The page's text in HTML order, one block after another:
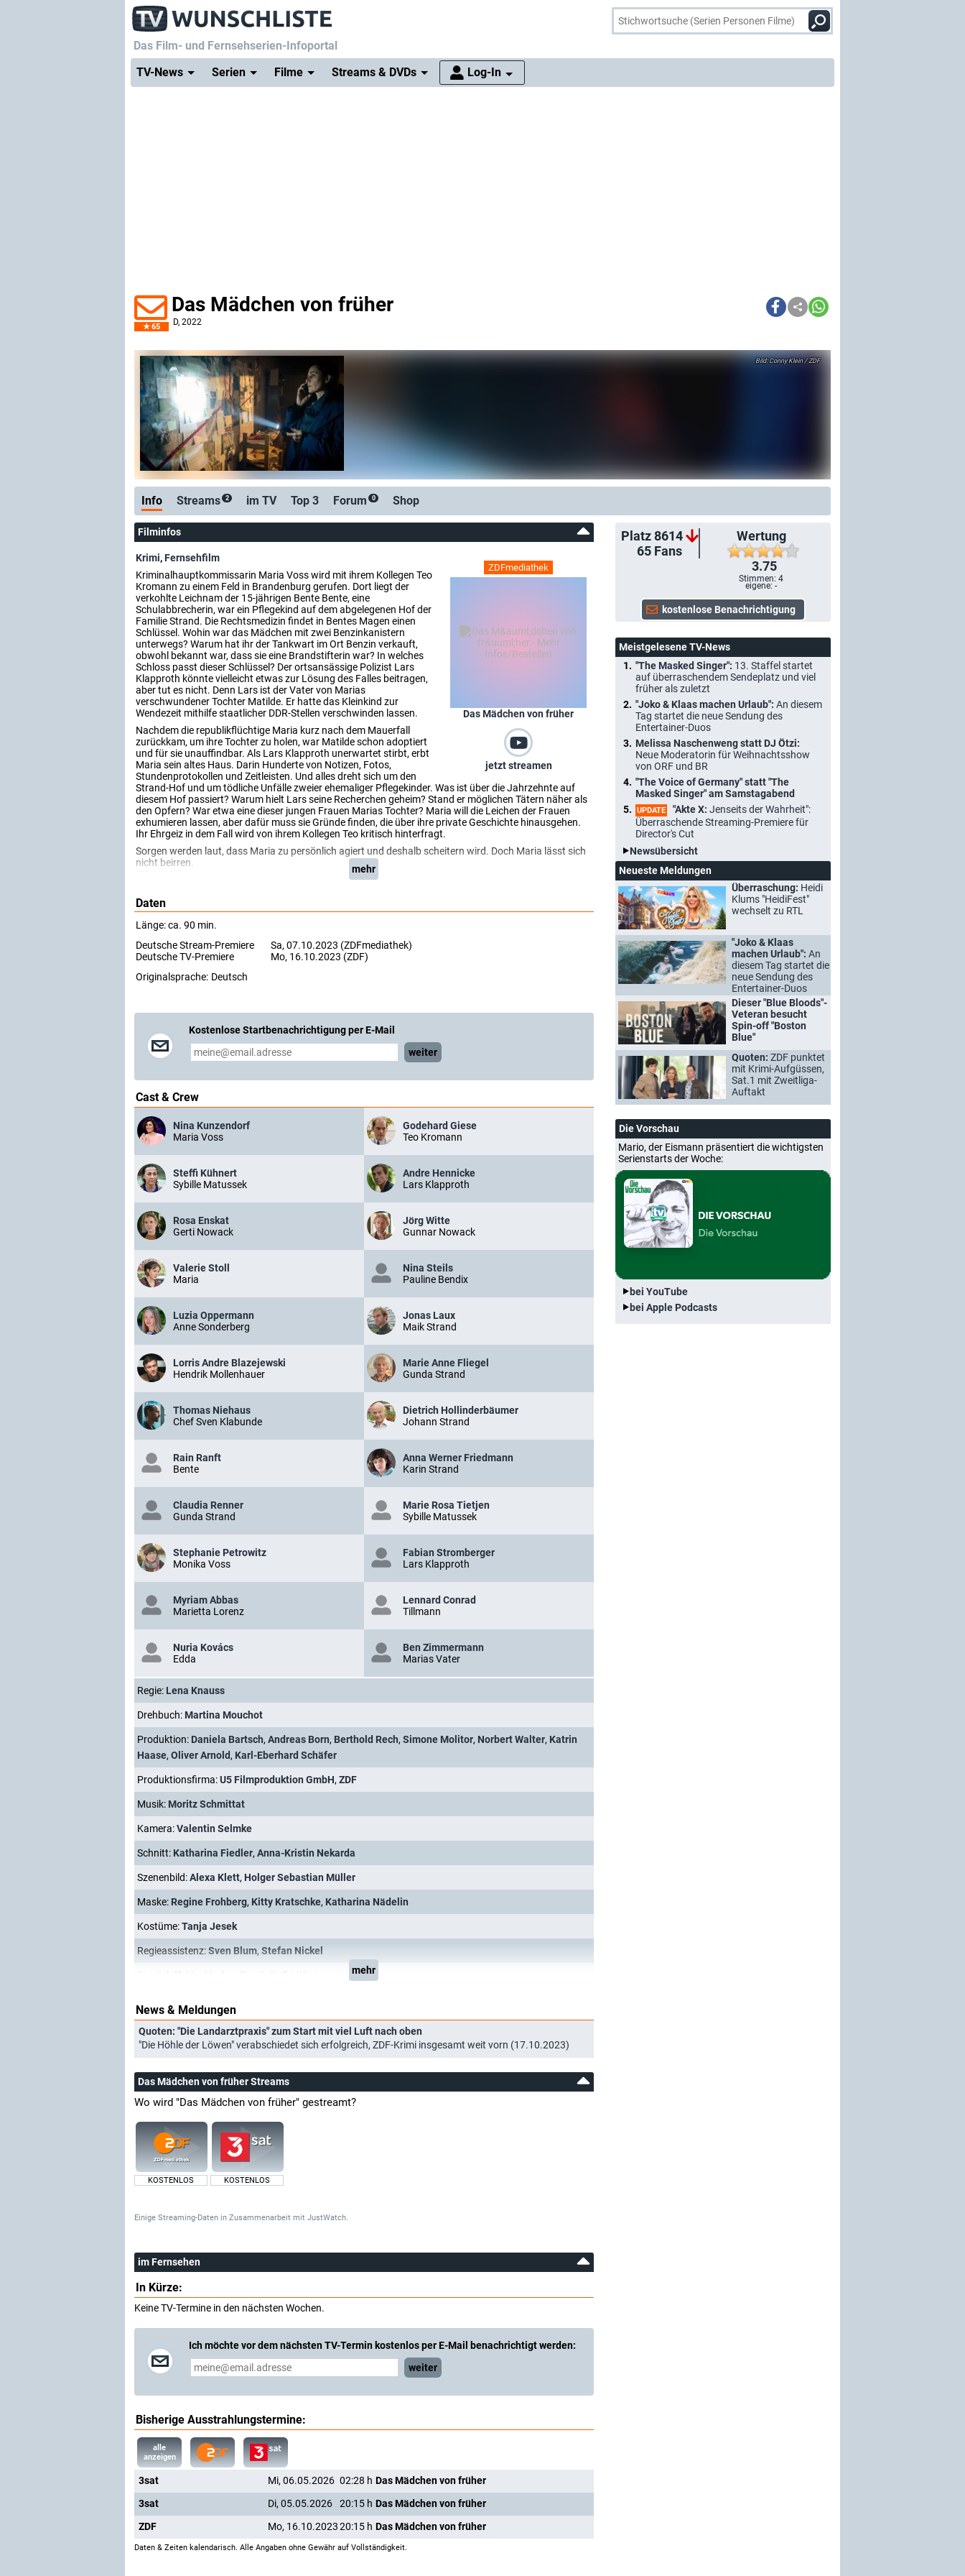
Das Film- und Fernsehserien-Infoportal
TV-News
Serien Filme Streams & DVDs Log-In
65
Das Mädchen von früher
D, 2022
Conny Klein / ZDF
Info Streams 2 im TV Top 3 Forum 0 Shop
Platz 8614
65 Fans
Wertung
3.75
Stimmen:4
eigene: -
Filminfos
ZDFmediathek
Das Mädchen von früher
jetzt streamen
Krimi,Fernsehfilm
Kriminalhauptkommissarin Maria Voss wird mit ihrem Kollegen Teo
Kromann zu einem Feld in Brandenburg gerufen. Dort liegt der
verkohlte Leichnam der 15-jährigen Bente Bente, eine
Schulabbrecherin, war ein Pflegekind auf dem abgelegenen Hof der
Familie Strand. Die Rechtsmedizin findet in Bentes Magen einen
Schlüssel. Wohin war das Mädchen mit zwei Benzinkanistern
unterwegs? Warum hat ihr der Tankwart im Ort Benzin verkauft,
obwohl bekannt war, dass sie eine Brandstifterin war? In welches
Schloss passt dieser Schlüssel? Der ortsansässige Polizist Lars
Klapproth könnte vielleicht etwas zur Lösung des Falles beitragen,
aber tut es nicht. Denn Lars ist der Vater von Marias
verschwundener Tochter Matilde. Er hatte das Kleinkind zur
Wendezeit mithilfe staatlicher DDR-Stellen verschwinden lassen.
Nachdem die republikflüchtige Maria kurz nach dem Mauerfall
zurückkam, um ihre Tochter zu holen, war Matilde schon adoptiert
und für sie unauffindbar. Als Lars Klapproth unerwartet stirbt, erbt
Maria sein altes Haus. Darin Hunderte von Notizen, Fotos,
Stundenprotokollen und Zeitleisten. Und alles dreht sich um den
Strand-Hof und um tödliche Unfälle zweier ehemaliger Pflegekinder. Was ist über die Jahrzehnte auf
diesem Hof passiert? Warum hielt Lars seine Recherchen geheim? Stand er möglichen Tätern näher als
den Opfern? War etwa eine dieser jungen Frauen Marias Tochter? Maria will die Leichen der Frauen
exhumieren lassen, aber dafür muss sie Gründe finden, die über ihre private Geschichte hinausgehen.
Ihr Ehrgeiz in dem Fall wird von ihrem Kollegen Teo kritisch hinterfragt.
Sorgen werden laut, dass Maria zu persönlich agiert und deshalb scheitern wird. Doch Maria lässt sich
nicht beirren.
mehr
Daten
Länge: ca. 90 min.
Deutsche Stream-Premiere
Sa, 07.10.2023 (ZDFmediathek)
Deutsche TV-Premiere
Mo, 16.10.2023 (ZDF)
Originalsprache: Deutsch
Kostenlose Startbenachrichtigung per E-Mail
weiter
Cast & Crew
Nina Kunzendorf
Maria Voss
Godehard Giese
Teo Kromann
Steffi Kühnert
Sybille Matussek
Andre Hennicke
Lars Klapproth
Rosa Enskat
Gerti Nowack
Jörg Witte
Gunnar Nowack
Valerie Stoll
Maria
Nina Steils
Pauline Bendix
Luzia Oppermann
Anne Sonderberg
Jonas Laux
Maik Strand
Lorris Andre Blazejewski
Hendrik Mollenhauer
Marie Anne Fliegel
Gunda Strand
Thomas Niehaus
Chef Sven Klabunde
Dietrich Hollinderbäumer
Johann Strand
Rain Ranft
Bente
Anna Werner Friedmann
Karin Strand
Claudia Renner
Gunda Strand
Marie Rosa Tietjen
Sybille Matussek
Stephanie Petrowitz
Monika Voss
Fabian Stromberger
Lars Klapproth
Myriam Abbas
Marietta Lorenz
Lennard Conrad
Tillmann
Nuria Kovács
Edda
Ben Zimmermann
Marias Vater
Regie: Lena Knauss
Drehbuch: Martina Mouchot
Produktion: Daniela Bartsch, Andreas Born, Berthold Rech, Simone Molitor, Norbert Walter, Katrin
Haase, Oliver Arnold , Karl-Eberhard Schäfer
Produktionsfirma:U5 Filmproduktion GmbH, ZDF
Musik: Moritz Schmittat
Kamera:Valentin Selmke
Schnitt: Katharina Fiedler, Anna-Kristin Nekarda
Szenenbild:Alexa Klett, Holger Sebastian Müller
Maske: Regine Frohberg, Kitty Kratschke, Katharina Nädelin
Kostüme:Tanja Jesek
Regieassistenz:Sven Blum, Stefan Nickel
mehr
News & Meldungen
Quoten: "Die Landarztpraxis" zum Start mit viel Luft nach oben
"Die Höhle der Löwen" verabschiedet sich erfolgreich, ZDF-Krimi insgesamt weit vorn (17.10.2023)
Das Mädchen von früher Streams
Wo wird "Das Mädchen von früher" gestreamt?
KOSTENLOS KOSTENLOS
Einige Streaming-Daten in Zusammenarbeit mit JustWatch.
im Fernsehen
In Kürze:
Keine TV-Termine in den nächsten Wochen.
Ich möchte vor dem nächsten TV-Termin kostenlos per E-Mail benachrichtigt werden:
weiter
Bisherige Ausstrahlungstermine:
alle
anzeigen
3sat Mi, 06.05.2026 02:28 h Das Mädchen von früher
3sat
Di, 05.05.2026 20:15 h Das Mädchen von früher
ZDF
Mo, 16.10.202320:15 h Das Mädchen von früher
Daten & Zeiten kalendarisch. Alle Angaben ohne Gewähr auf Vollständigkeit.
Meistgelesene TV-News
"The Masked Singer": 13. Staffel startet
auf überraschendem Sendeplatz und viel
früher als zuletzt
"Joko & Klaas machen Urlaub": An diesem
Tag startet die neue Sendung des
Entertainer-Duos
Melissa Naschenweng statt DJ Ötzi:
Neue Moderatorin für Weihnachtsshow
von ORF und BR
"The Voice of Germany" statt "The
Masked Singer" am Samstagabend
UPDATE "Akte X: Jenseits der Wahrheit":
Überraschende Streaming-Premiere für
Director's Cut
Newsübersicht
Neueste Meldungen
Überraschung: Heidi
Klums "HeidiFest"
wechselt zu RTL
"Joko & Klaas
machen Urlaub": An
diesem Tag startet die
neue Sendung des
Entertainer-Duos
Dieser "Blue Bloods"-
Veteran besucht
Spin-off "Boston
Blue"
Quoten: ZDF punktet
mit Krimi-Aufgüssen,
Sat.1 mit Zweitliga-
Auftakt
Die Vorschau
Mario, der Eismann präsentiert die wichtigsten
Serienstarts der Woche:
bei YouTube
bei Apple Podcasts